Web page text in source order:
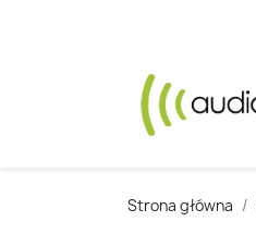
Strona główna